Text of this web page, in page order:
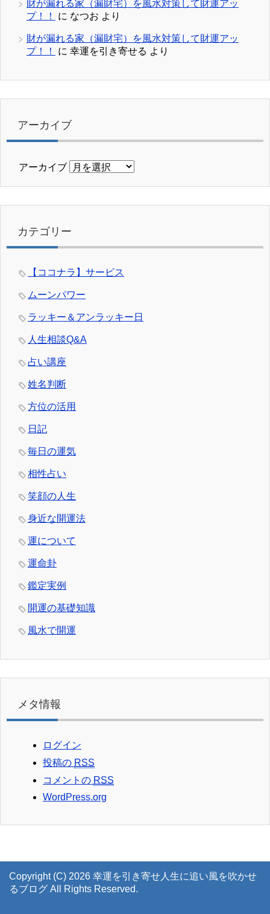
財が漏れる家（漏財宅）を風水対策して財運アッ
プ！！
に なつお より
財が漏れる家（漏財宅）を風水対策して財運アッ
プ！！
に 幸運を引き寄せる より
アーカイブ
アーカイブ
カテゴリー
【ココナラ】サービス
ムーンパワー
ラッキー＆アンラッキー日
人生相談Q&A
占い講座
姓名判断
方位の活用
日記
毎日の運気
相性占い
笑顔の人生
身近な開運法
運について
運命卦
鑑定実例
開運の基礎知識
風水で開運
メタ情報
ログイン
投稿の RSS
コメントの RSS
WordPress.org
Copyright (C) 2026 幸運を引き寄せ人生に追い風を吹かせ
るブログ All Rights Reserved.